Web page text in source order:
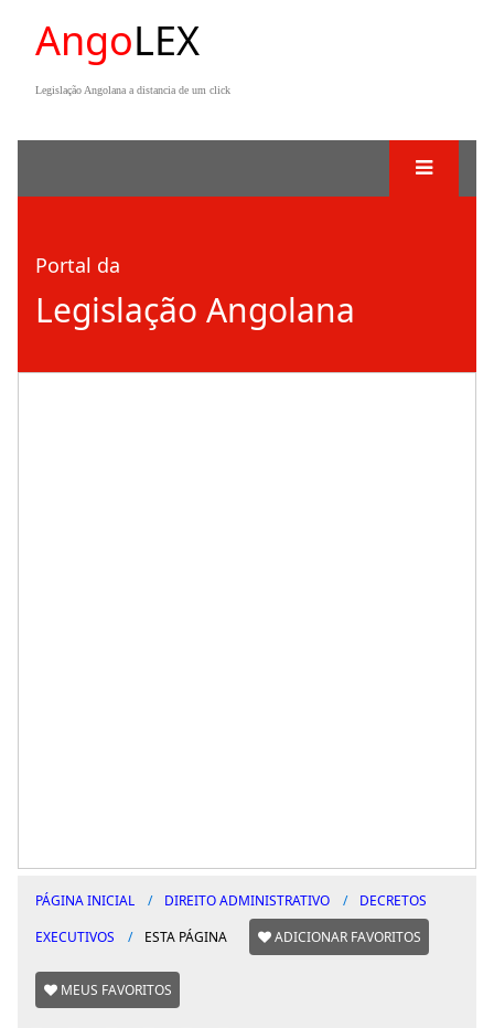
AngoLEX
Legislação Angolana a distancia de um click
Portal da
Legislação Angolana
PÁGINA INICIAL DIREITO ADMINISTRATIVO
DECRETOS
EXECUTIVOS
ESTA PÁGINA ADICIONAR FAVORITOS
MEUS FAVORITOS